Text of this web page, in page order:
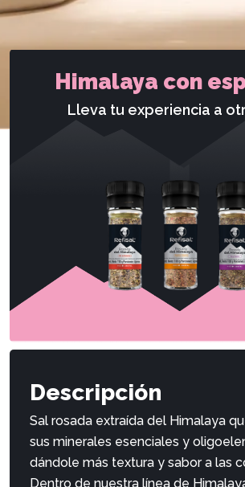
Himalaya con
Lleva tu experiencia a
Descripción
Sal rosada extraída del Himalaya
sus minerales esenciales y
dándole más textura y sabor a las
Dentro de nuestra línea de